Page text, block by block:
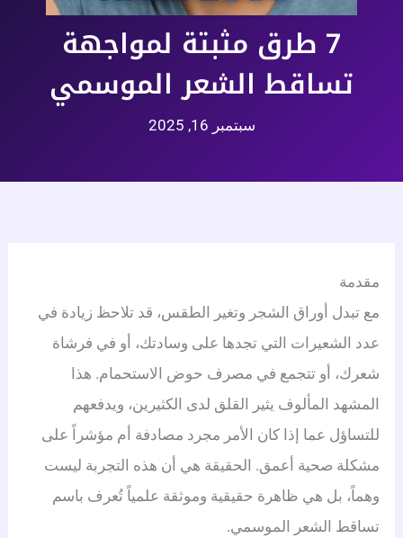
7 طرق مثبتة لمواجهة
تساقط الشعر الموسمي
سبتمبر 16, 2025
مقدمة
مع تبدل أوراق الشجر وتغير الطقس، قد تلاحظ زيادة في
عدد الشعيرات التي تجدها على وسادتك، أو في فرشاة
شعرك، أو تتجمع في مصرف حوض الاستحمام. هذا
المشهد المألوف يثير القلق لدى الكثيرين، ويدفعهم
للتساؤل عما إذا كان الأمر مجرد مصادفة أم مؤشراً على
مشكلة صحية أعمق. الحقيقة هي أن هذه التجربة ليست
وهماً، بل هي ظاهرة حقيقية وموثقة علمياً تُعرف باسم
تساقط الشعر الموسمي.